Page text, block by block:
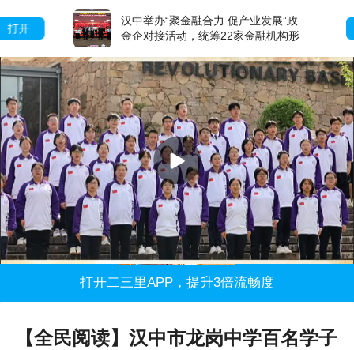
汉中举办“聚金融合力 促产业发展”政
金企对接活动，统筹22家金融机构形
成服务矩阵
打开二三里APP，提升3倍流畅度
【全民阅读】汉中市龙岗中学百名学子